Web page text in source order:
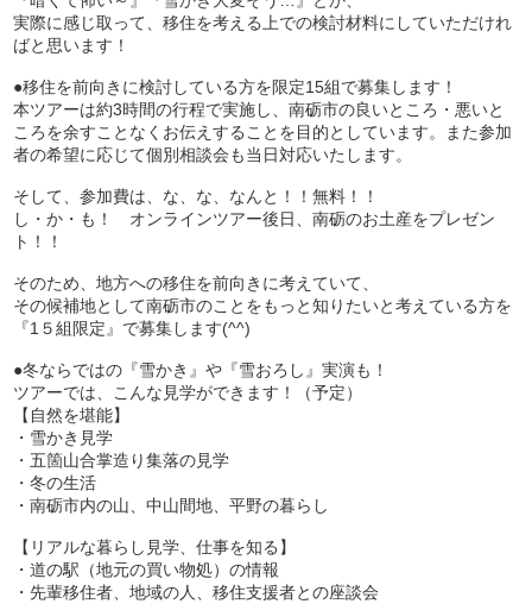
実際に感じ取って、移住を考える上での検討材料にしていただけれ
ばと思います！
●移住を前向きに検討している方を限定15組で募集します！
本ツアーは約3時間の行程で実施し、南砺市の良いところ・悪いと
ころを余すことなくお伝えすることを目的としています。また参加
者の希望に応じて個別相談会も当日対応いたします。
そして、参加費は、な、な、なんと！！無料！！
し・か・も！ オンラインツアー後日、南砺のお土産をプレゼン
ト！！
そのため、地方への移住を前向きに考えていて、
その候補地として南砺市のことをもっと知りたいと考えている方を
『1５組限定』で募集します(^^)
●冬ならではの『雪かき』や『雪おろし』実演も！
ツアーでは、こんな見学ができます！（予定）
【自然を堪能】
・雪かき見学
・五箇山合掌造り集落の見学
・冬の生活
・南砺市内の山、中山間地、平野の暮らし
【リアルな暮らし見学、仕事を知る】
・道の駅（地元の買い物処）の情報
・先輩移住者、地域の人、移住支援者との座談会